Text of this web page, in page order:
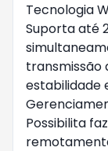
Tecnologia
Suporta até
transmissão
estabilidade
Possibilita